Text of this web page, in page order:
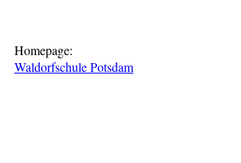
Homepage:
Waldorfschule Potsdam